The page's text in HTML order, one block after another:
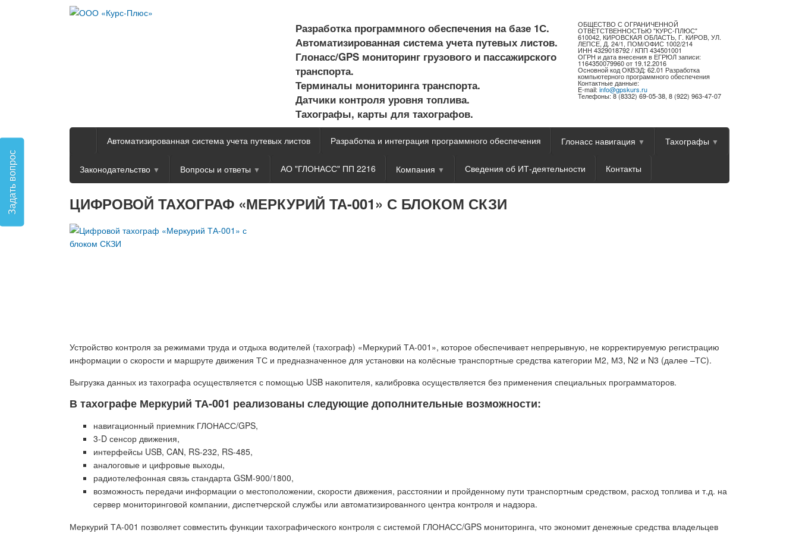
Разработка программного обеспечения на базе 1С.
Автоматизированная система учета путевых листов.
Глонасс/GPS мониторинг грузового и пассажирского
транспорта.
Терминалы мониторинга транспорта.
Датчики контроля уровня топлива.
Тахографы, карты для тахографов.
ОБЩЕСТВО С ОГРАНИЧЕННОЙ
ОТВЕТСТВЕННОСТЬЮ "КУРС-ПЛЮС"
610042, КИРОВСКАЯ ОБЛАСТЬ, Г. КИРОВ, УЛ.
ЛЕПСЕ, Д. 24/1, ПОМ/ОФИС 1002/214
ИНН 4329018792 / КПП 434501001
ОГРН и дата внесения в ЕГРЮЛ записи:
1164350079960 от 19.12.2016
Основной код ОКВЭД: 62.01 Разработка
компьютерного программного обеспечения
Контактные данные:
E-mail: info@gpskurs.ru
Телефоны: 8 (8332) 69-05-38, 8 (922) 963-47-07
Автоматизированная система учета путевых листов Разработка и интеграция программного обеспечения Глонасс навигация Тахографы
Законодательство Вопросы и ответы АО "ГЛОНАСС" ПП 2216 Компания Сведения об ИТ-деятельности Контакты
ЦИФРОВОЙ ТАХОГРАФ «МЕРКУРИЙ ТА-001» С БЛОКОМ СКЗИ
Устройство контроля за режимами труда и отдыха водителей (тахограф) «Меркурий ТА-001», которое обеспечивает непрерывную, не корректируемую регистрацию
информации о скорости и маршруте движения ТС и предназначенное для установки на колёсные транспортные средства категории М2, М3, N2 и N3 (далее –ТС).
Выгрузка данных из тахографа осуществляется с помощью USB накопителя, калибровка осуществляется без применения специальных программаторов.
В тахографе Меркурий ТА-001 реализованы следующие дополнительные возможности:
навигационный приемник ГЛОНАСС/GPS,
3-D сенсор движения,
интерфейсы USB, CAN, RS-232, RS-485,
аналоговые и цифровые выходы,
радиотелефонная связь стандарта GSM-900/1800,
возможность передачи информации о местоположении, скорости движения, расстоянии и пройденному пути транспортным средством, расход топлива и т.д. на
сервер мониторинговой компании, диспетчерской службы или автоматизированного центра контроля и надзора.
Меркурий ТА-001 позволяет совместить функции тахографического контроля с системой ГЛОНАСС/GPS мониторинга, что экономит денежные средства владельцев
Задать вопрос